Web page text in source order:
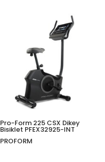
Pro-Form 225 CSX Dikey
Bisiklet PFEX32925-INT
PROFORM